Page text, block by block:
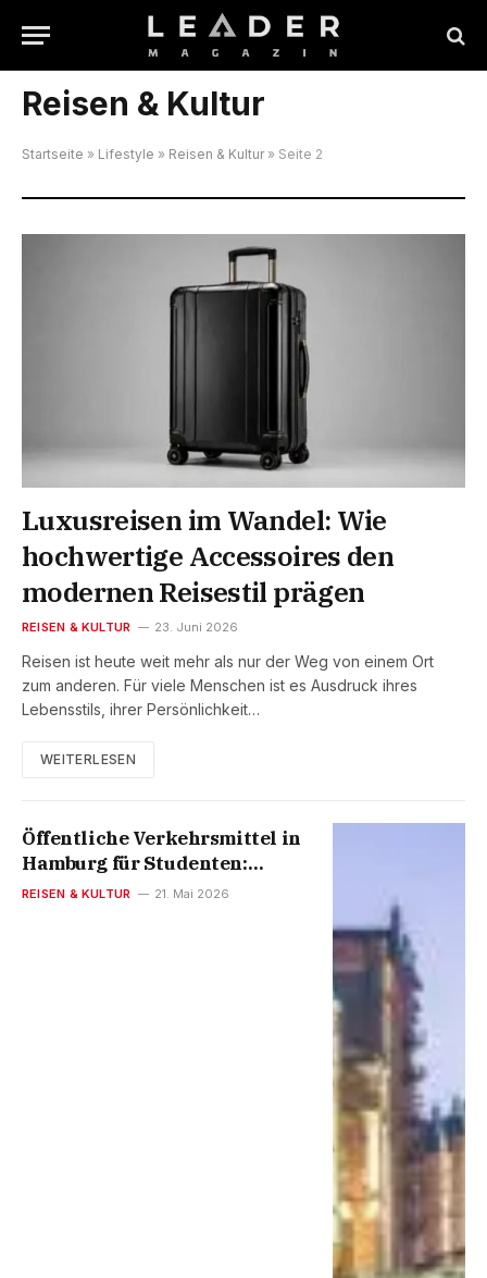
Reisen & Kultur
Startseite » Lifestyle » Reisen & Kultur» Seite 2
Luxusreisen im Wandel: Wie
hochwertige Accessoires den
modernen Reisestil prägen
REISEN & KULTUR 23. Juni 2026
Reisen ist heute weit mehr als nur der Weg von einem Ort
zum anderen. Für viele Menschen ist es Ausdruck ihres
Lebensstils, ihrer Persönlichkeit…
WEITERLESEN
Öffentliche Verkehrsmittel in
Hamburg für Studenten:
Semesterticket, HVV-Tarife
REISEN & KULTUR 21. Mai 2026